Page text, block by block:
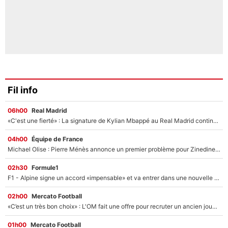
Fil info
06h00 Real Madrid
«C'est une fierté» : La signature de Kylian Mbappé au Real Madrid continue de régaler l'Espagne
04h00 Équipe de France
Michael Olise : Pierre Ménès annonce un premier problème pour Zinedine Zidane en équipe de France
02h30 Formule1
F1 - Alpine signe un accord «impensable» et va entrer dans une nouvelle dimension : Grande nouvelle pour Pierre Gasly !
02h00 Mercato Football
«C’est un très bon choix» : L'OM fait une offre pour recruter un ancien joueur du PSG... et c'est validé dans l'After Foot !
01h00 Mercato Football